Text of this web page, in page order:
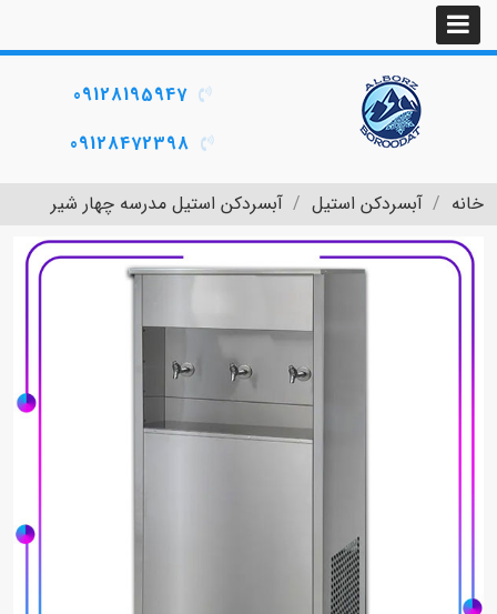
09128195947
09128472398
خانه آبسردکن استیل آبسردکن استیل مدرسه چهار شیر